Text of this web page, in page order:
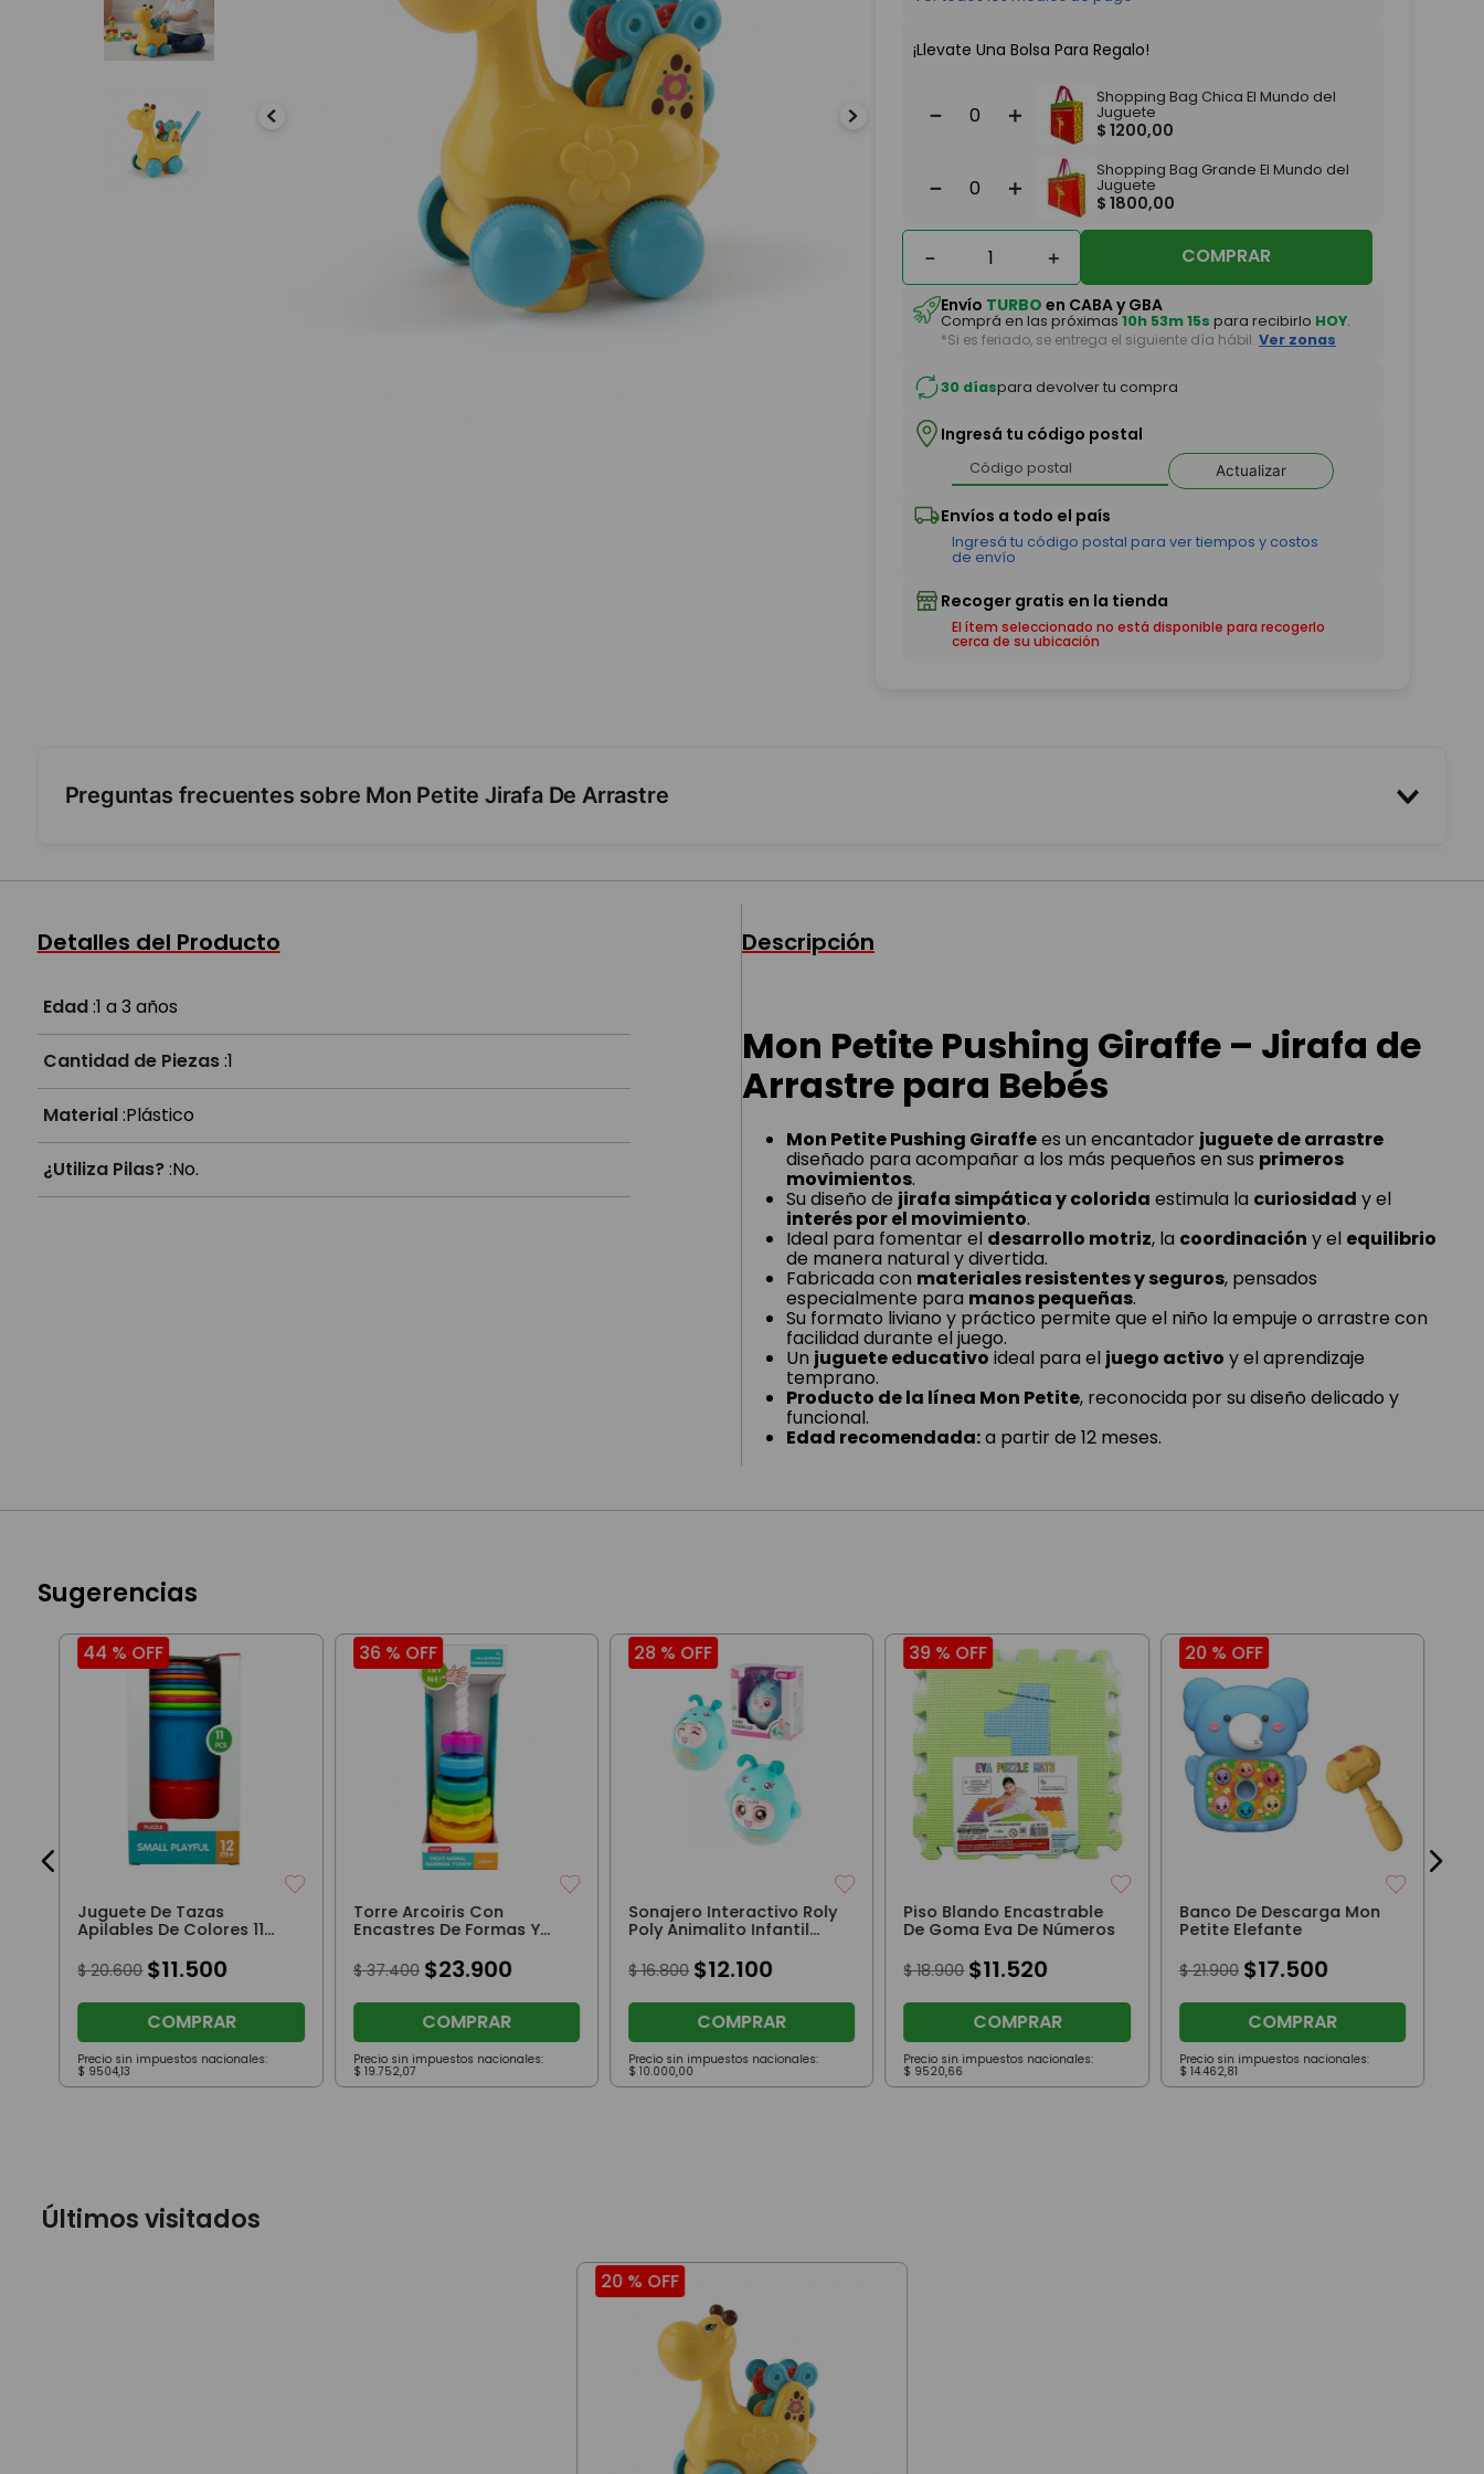
¡Llevate Una Bolsa Para Regalo!
＋
－
Shopping Bag Chica El Mundo del
Juguete
$ 1200,00
＋
－
Shopping Bag Grande El Mundo del
Juguete
$ 1800,00
＋
－ COMPRAR
Envío TURBO en CABA y GBA
Comprá en las próximas10h 53m 15s para recibirlo HOY.
*Si es feriado, se entrega el siguiente día hábil. Ver zonas
30 díaspara devolver tu compra
Ingresá tu código postal
Actualizar
El ítem seleccionado no está disponible para recogerlo
cerca de su ubicación
Preguntas frecuentes sobre Mon Petite Jirafa De Arrastre
¿Para qué edad es?
Detalles del Producto
Edad:1 a 3 años
Cantidad de Piezas:1
Material:Plástico
¿Utiliza Pilas?:No.
Descripción
Mon Petite Pushing Giraffe – Jirafa de
Arrastre para Bebés
Mon Petite Pushing Giraffees un encantador juguete de arrastre
diseñado para acompañar a los más pequeños en sus primeros
movimientos.
Su diseño de jirafa simpática y colorida estimula la curiosidad y el
interés por el movimiento.
Ideal para fomentar el desarrollo motriz, la coordinación y el equilibrio
de manera natural y divertida.
Fabricada con materiales resistentes y seguros, pensados
especialmente para manos pequeñas.
Su formato liviano y práctico permite que el niño la empuje o arrastre con
facilidad durante el juego.
Un juguete educativo ideal para el juego activo y el aprendizaje
temprano.
Producto de la línea Mon Petite, reconocida por su diseño delicado y
funcional.
Edad recomendada:a partir de 12 meses.
Sugerencias
44 % OFF
Juguete De Tazas
Apilables De Colores 11
$ 20.600 $11.500
COMPRAR
Precio sin impuestos nacionales:
$ 9504,13
36 % OFF
Torre Arcoiris Con
Encastres De Formas Y
$ 37.400 $23.900
COMPRAR
Precio sin impuestos nacionales:
$ 19.752,07
28 % OFF
Sonajero Interactivo Roly
Poly Animalito Infantil
$ 16.800 $12.100
COMPRAR
Precio sin impuestos nacionales:
$ 10.000,00
39 % OFF
Piso Blando Encastrable
De Goma Eva De Números
$ 18.900 $11.520
COMPRAR
Precio sin impuestos nacionales:
$ 9520,66
20 % OFF
Banco De Descarga Mon
Petite Elefante
$ 21.900 $17.500
COMPRAR
Precio sin impuestos nacionales:
$ 14.462,81
Últimos visitados
20 %OFF